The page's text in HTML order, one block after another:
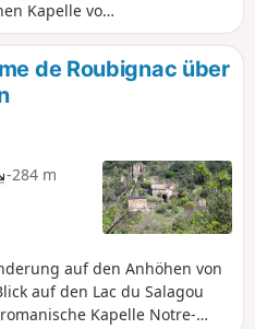
Kapelle von
de Roubignac über
-284 m
auf den Anhöhen von
auf den Lac du Salagou
Kapelle Notre-